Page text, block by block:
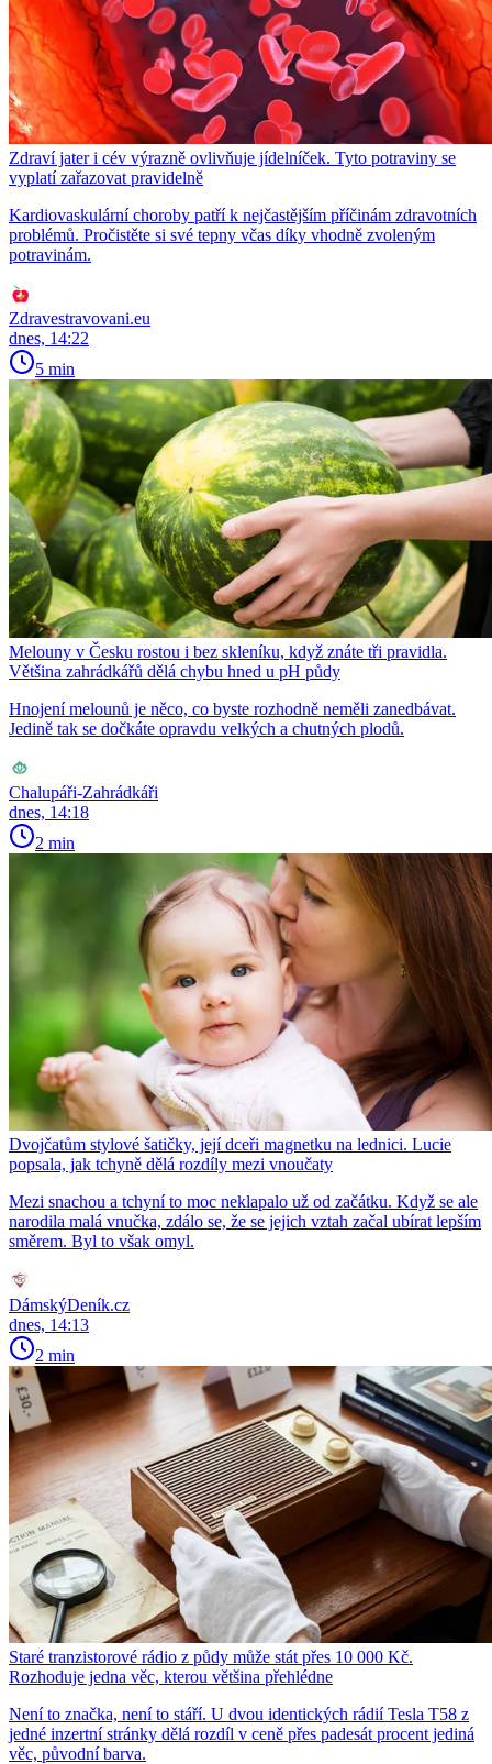
Zdraví jater i cév výrazně ovlivňuje jídelníček. Tyto potraviny se
vyplatí zařazovat pravidelně
Kardiovaskulární choroby patří k nejčastějším příčinám zdravotních
problémů. Pročistěte si své tepny včas díky vhodně zvoleným
potravinám.
Zdravestravovani.eu
dnes, 14:22
5 min
Melouny v Česku rostou i bez skleníku, když znáte tři pravidla.
Většina zahrádkářů dělá chybu hned u pH půdy
Hnojení melounů je něco, co byste rozhodně neměli zanedbávat.
Jedině tak se dočkáte opravdu velkých a chutných plodů.
Chalupáři-Zahrádkáři
dnes, 14:18
2 min
Dvojčatům stylové šatičky, její dceři magnetku na lednici. Lucie
popsala, jak tchyně dělá rozdíly mezi vnoučaty
Mezi snachou a tchyní to moc neklapalo už od začátku. Když se ale
narodila malá vnučka, zdálo se, že se jejich vztah začal ubírat lepším
směrem. Byl to však omyl.
DámskýDeník.cz
dnes, 14:13
2 min
Staré tranzistorové rádio z půdy může stát přes 10 000 Kč.
Rozhoduje jedna věc, kterou většina přehlédne
Není to značka, není to stáří. U dvou identických rádií Tesla T58 z
jedné inzertní stránky dělá rozdíl v ceně přes padesát procent jediná
věc, původní barva.